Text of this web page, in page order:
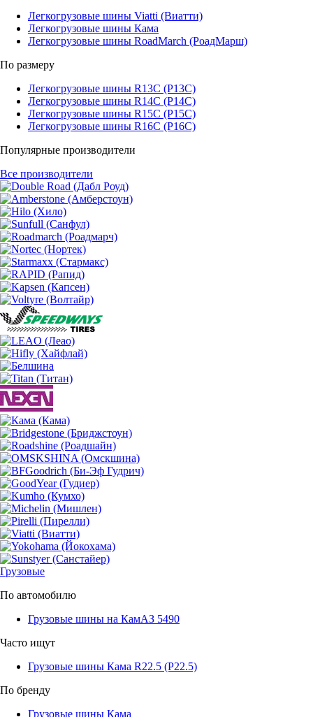
Легкогрузовые шины Viatti (Виатти)
Легкогрузовые шины Кама
Легкогрузовые шины RoadMarch (РоадМарш)
По размеру
Легкогрузовые шины R13C (Р13С)
Легкогрузовые шины R14C (Р14С)
Легкогрузовые шины R15C (Р15С)
Легкогрузовые шины R16C (Р16С)
Популярные производители
Все производители
Грузовые
По автомобилю
Грузовые шины на КамАЗ 5490
Часто ищут
Грузовые шины Кама R22.5 (Р22.5)
По бренду
Грузовые шины Кама